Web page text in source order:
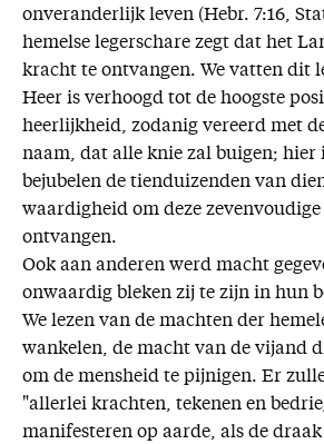
onveranderlijk leven (Hebr. 7:16,
hemelse legerschare zegt dat het
kracht te ontvangen. We vatten dit
Heer is verhoogd tot de hoogste
heerlijkheid, zodanig vereerd met
naam, dat alle knie zal buigen; hier
bejubelen de tienduizenden van
waardigheid om deze zevenvoudige
ontvangen.
Ook aan anderen werd macht
onwaardig bleken zij te zijn in hun
We lezen van de machten der
wankelen, de macht van de vijand
om de mensheid te pijnigen. Er
"allerlei krachten, tekenen en
manifesteren op aarde, als de